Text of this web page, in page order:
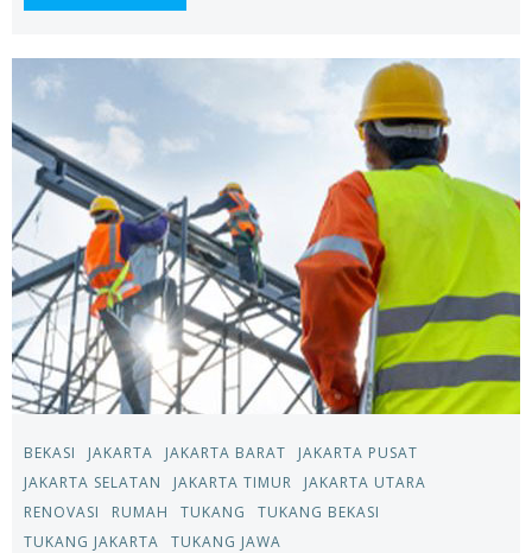
BEKASI JAKARTA JAKARTA BARAT
JAKARTA PUSAT
JAKARTA SELATAN
JAKARTA TIMUR
JAKARTA UTARA
RENOVASI
RUMAH TUKANG
TUKANG BEKASI
TUKANG JAKARTA
TUKANG JAWA